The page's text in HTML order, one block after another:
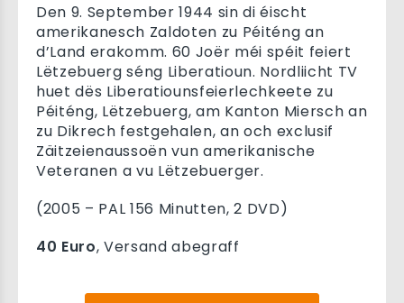
Den 9. September 1944 sin di éischt
amerikanesch Zaldoten zu Péiténg an
d’Land erakomm. 60 Joër méi spéit feiert
Lëtzebuerg séng Liberatioun. Nordliicht TV
huet dës Liberatiounsfeierlechkeete zu
Péiténg, Lëtzebuerg, am Kanton Miersch an
zu Dikrech festgehalen, an och exclusif
Zäitzeienaussoën vun amerikanische
Veteranen a vu Lëtzebuerger.
(2005 – PAL 156 Minutten, 2 DVD)
40 Euro, Versand abegraff